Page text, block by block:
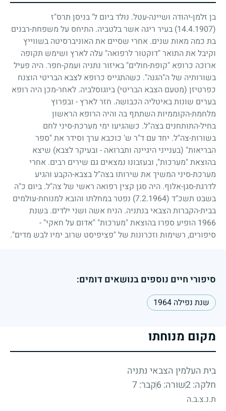
בן זלמן-יהודה ושיינה-עטל. נולד ביום ל' בניסן תרס"ז
(14.4.1907)
בעיר ריגה אשר בלטביה. התיחס על משפחת-רבנים
בת כמה מאות שנים. אחרי שסיים את האוניברסיטה בשווייץ
וקיבל את התואר "דוקטור לרפואה" עלה לארץ ושימש תקופה
ארוכה כרופא "קופת-חולים" באיזור נתניה ועמק-חפר. היה פעיל
בשורותיה של ה"הגנה". כשהתגייס כרופא לצבא הבריטי הוצנח
כפרטיזן (מטעם הצבא הבריטי) ביוגוסלביה. לאחר-מכן היה רופא
בערים שונות באיטליה הכבושה. חזר לארץ - ובפרוץ
מלחמת-הקוממיות השתתף בה והיה הרופא הראשון
בחיל-התותחנים בצה"ל. כשהגיעו ימי מערכת-סיני לחם
בשורות-צה"ל. יחד עם ד"ר ש' כוכבא ערך וסידר את "ספר
הבריאות" (בענייני היגיינה ותברואה - ובעיקר לצבא) שיצא
בהוצאת "מערכות", ובעזבונו נמצאים גם שירים רבים. אחרי
מערכת-סיני המשיך את שירותו בצה"ל בצבא-הקבע והגיע
לדרגת-סגן-אלוף. היה סגן קצין רפואה ראשי של צה"ל. ביום כ"ה
בשבט תשכ"ד (7.2.1964)
נפטר במחלתו והובא למנוחת-עולמים
בבית-הקברות הצבאי בנתניה. הניח אשה ושני ילדים. בשנת
1966 הופיע ספרו בהוצאת "מערכות" "אדום על חאקי" -
סיפורים, רשימות וזכרונות של "פציפיסט שרוב ימיו לבש מדים".
סיפורי חיים נוספים בנושאים דומים:
שנת נפילה 1964
מקום מנוחתו
בית העלמין הצבאי נתניה
חלקה: 2
שורה: 6 קבר: 7
ת.נ.צ.ב.ה